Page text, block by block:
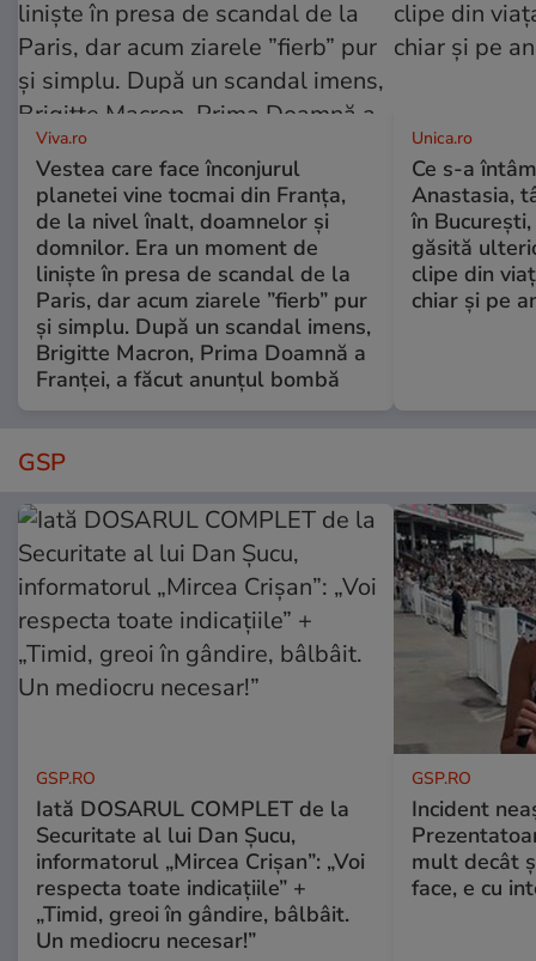
Viva.ro
Vestea care face înconjurul
planetei vine tocmai din Franța,
de la nivel înalt, doamnelor și
domnilor. Era un moment de
liniște în presa de scandal de la
Paris, dar acum ziarele ”fierb” pur
și simplu. După un scandal imens,
Brigitte Macron, Prima Doamnă a
Franței, a făcut anunțul bombă
Unica.ro
Ce s-a
Anastasia,
în
găsită
clipe din
chiar și pe
GSP
GSP.RO
Iată DOSARUL COMPLET de la
Securitate al lui Dan Șucu,
informatorul „Mircea Crișan”: „Voi
respecta toate indicațiile” +
„Timid, greoi în gândire, bâlbâit.
Un mediocru necesar!”
GSP.RO
Incident
mult decât
face, e cu